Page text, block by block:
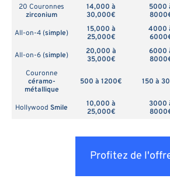
20 Couronnes
zirconium
14,000 à
30,000€
5000
All-on-4 (simple)
15,000 à
25,000€
4000
All-on-6 (simple)
20,000 à
35,000€
6000
Couronne
céramo-
métallique
500 à 1200€ 150 à
Hollywood Smile
10,000 à
25,000€
3000
Profitez de